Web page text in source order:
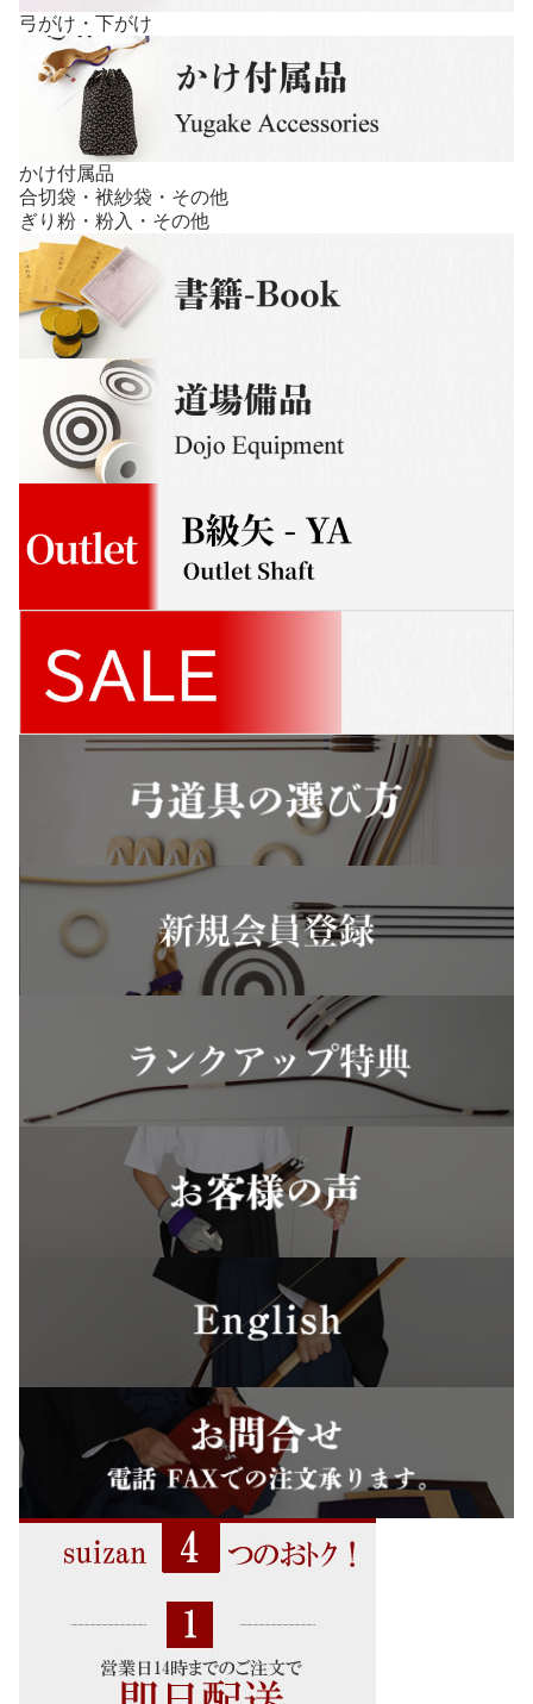
弓がけ・下がけ
かけ付属品
合切袋・袱紗袋・その他
ぎり粉・粉入・その他